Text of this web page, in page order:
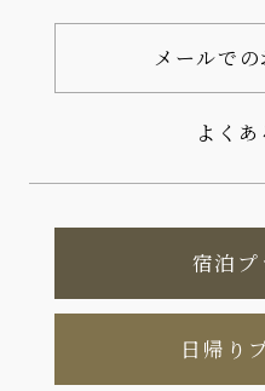
メールで
よく
宿泊
日帰り